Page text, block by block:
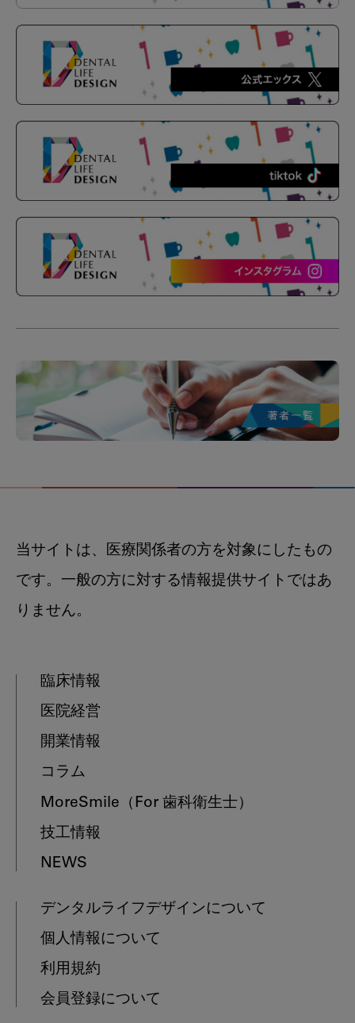
当サイトは、医療関係者の方を対象にしたもの
です。一般の方に対する情報提供サイトではあ
りません。
臨床情報
医院経営
開業情報
コラム
MoreSmile （For 歯科衛生士）
技工情報
NEWS
デンタルライフデザインについて
個人情報について
利用規約
会員登録について